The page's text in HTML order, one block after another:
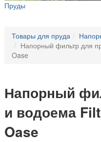
Пруды
Товары для пруда
Напорный фильтр для
Oase
Напорный
и водоема
Oase